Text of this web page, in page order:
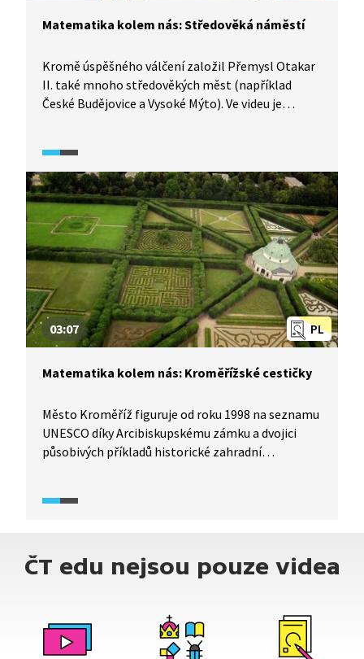
Matematika kolem nás: Středověká náměstí
Kromě úspěšného válčení založil Přemysl Otakar
II. také mnoho středověkých měst (například
České Budějovice a Vysoké Mýto). Ve videu je
náměstí vezmeme na pomoc geometrii.
PL
03:07
Matematika kolem nás: Kroměřížské cestičky
Město Kroměříž figuruje od roku 1998 na seznamu
UNESCO díky Arcibiskupskému zámku a dvojici
působivých příkladů historické zahradní
geometrických úloh uvedených v pracovním listu.
ČT edu nejsou pouze videa